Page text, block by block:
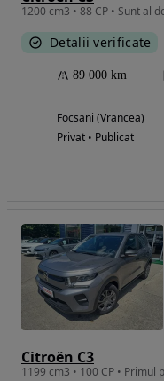
1200 cm3 • 88 CP • Sunt al
Detalii verificate
89 000 km
Focsani (Vrancea)
Privat • Publicat
Citroën C3
1199 cm3 • 100 CP •